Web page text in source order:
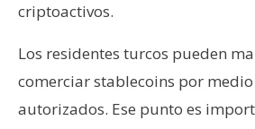
criptoactivos.
Los residentes turcos pueden
comerciar stablecoins por
autorizados. Ese punto es